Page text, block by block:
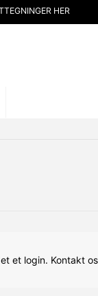
HER
et login. Kontakt